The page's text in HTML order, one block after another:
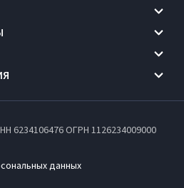
6234106476ОГРН 1126234009000
данных